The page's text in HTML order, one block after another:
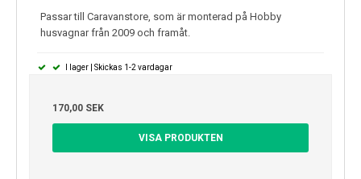
Passar till Caravanstore, som är monterad på Hobby
husvagnar från 2009 och framåt.
I lager | Skickas 1-2 vardagar
170,00 SEK
VISA PRODUKTEN